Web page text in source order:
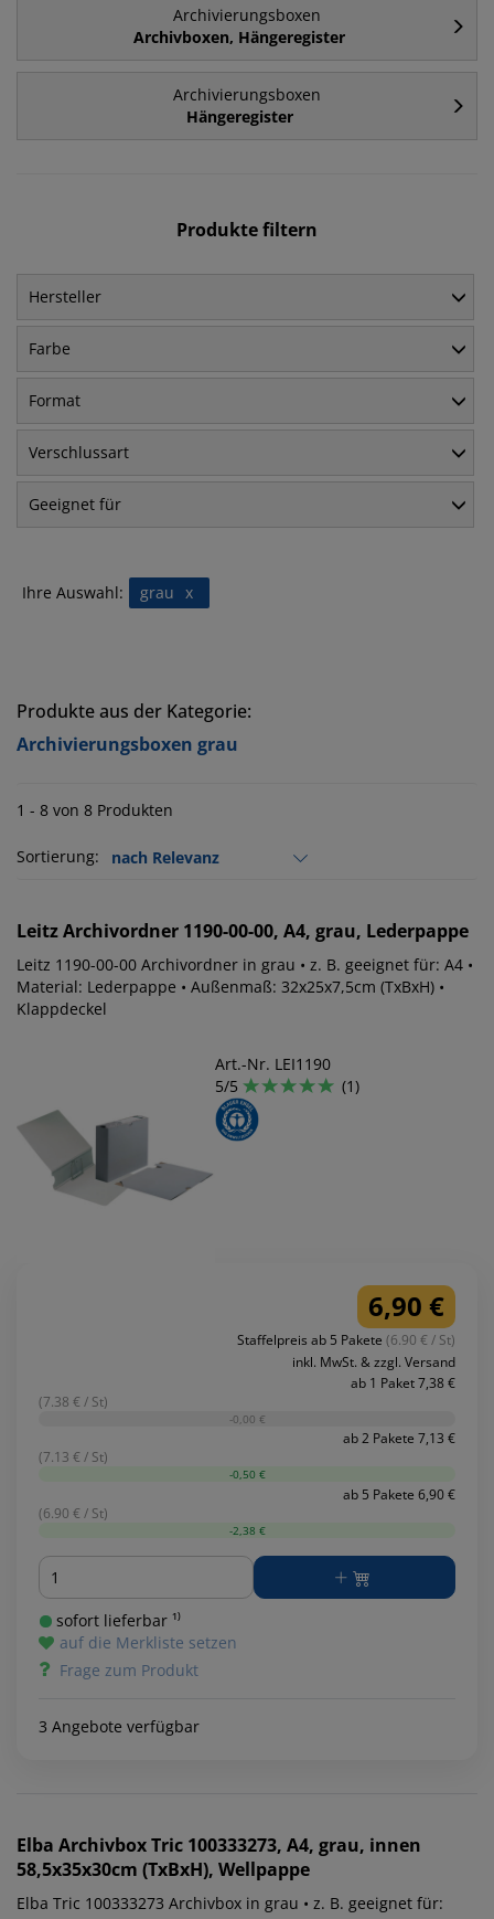
Archivierungsboxen
Archivboxen, Hängeregister
Archivierungsboxen
Hängeregister
Produkte filtern
Hersteller
Farbe
Format
Verschlussart
Geeignet für
Ihre Auswahl: x
grau
Produkte aus der Kategorie:
Archivierungsboxen grau
1 - 8 von 8 Produkten
Sortierung:
LeitzArchivordner 1190-00-00, A4, grau, Lederpappe
Leitz 1190-00-00 Archivordner in grau • z. B. geeignet für: A4 •
Material: Lederpappe • Außenmaß: 32x25x7,5cm (TxBxH) •
Klappdeckel
Art.-Nr. LEI1190
5/5
(1)
6,90 €
Staffelpreis ab 5 Pakete (6.90 € / St)
inkl. MwSt. & zzgl. Versand
ab 1 Paket 7,38 €
(7.38 € / St)
-0,00 €
ab 2 Pakete 7,13 €
(7.13 € / St)
-0,50 €
ab 5 Pakete 6,90 €
(6.90 € / St)
-2,38 €
Menge
sofort lieferbar ¹⁾
auf die Merkliste setzen
Frage zum Produkt
3 Angebote verfügbar
Elba Archivbox Tric 100333273, A4, grau, innen
58,5x35x30cm (TxBxH), Wellpappe
Elba Tric 100333273 Archivbox in grau • z. B. geeignet für: